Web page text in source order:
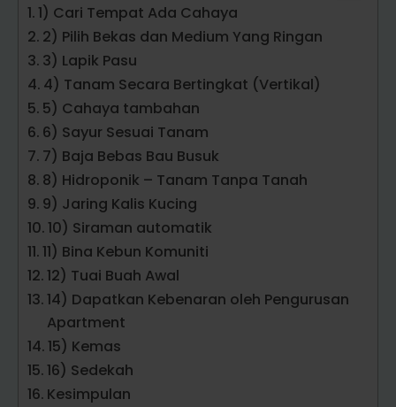
1) Cari Tempat Ada Cahaya
2) Pilih Bekas dan Medium Yang Ringan
3) Lapik Pasu
4) Tanam Secara Bertingkat (Vertikal)
5) Cahaya tambahan
6) Sayur Sesuai Tanam
7) Baja Bebas Bau Busuk
8) Hidroponik – Tanam Tanpa Tanah
9) Jaring Kalis Kucing
10) Siraman automatik
11) Bina Kebun Komuniti
12) Tuai Buah Awal
14) Dapatkan Kebenaran oleh Pengurusan
Apartment
15) Kemas
16) Sedekah
Kesimpulan